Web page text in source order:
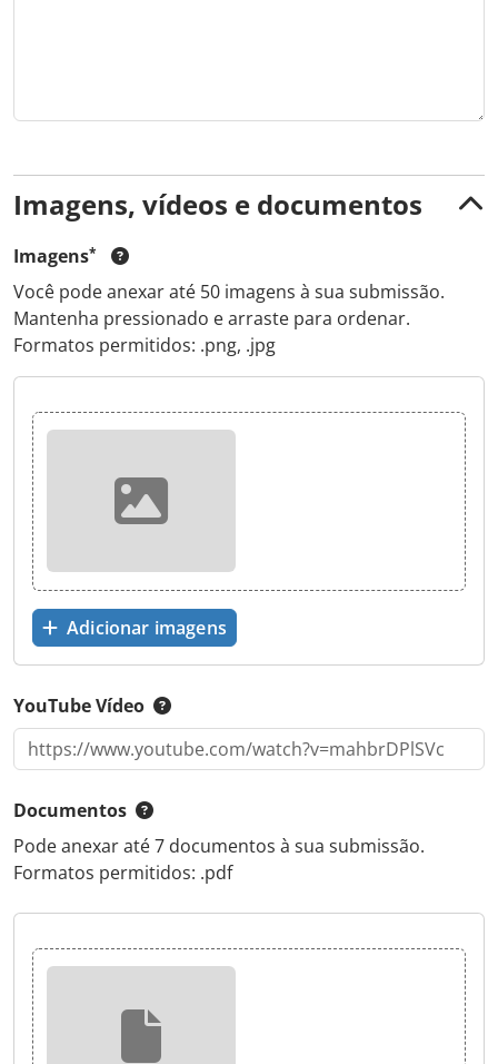
Imagens, vídeos e documentos
Imagens
Você pode anexar até 50 imagens à sua submissão.
Mantenha pressionado e arraste para ordenar.
Formatos permitidos: .png, .jpg
Adicionar imagens
YouTube Vídeo
Documentos
Pode anexar até 7 documentos à sua submissão.
Formatos permitidos: .pdf